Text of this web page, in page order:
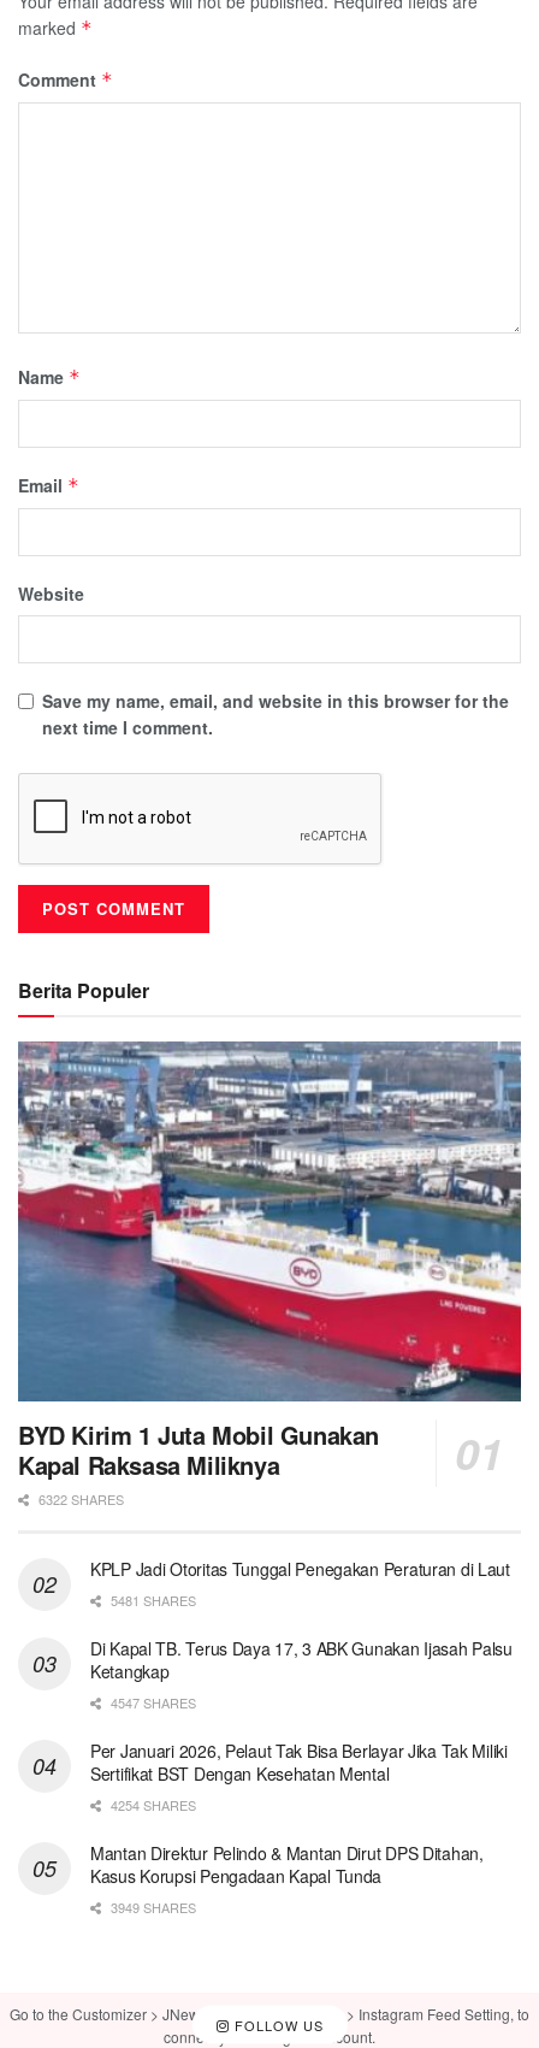
marked *
Comment *
Name *
Email *
Website
Save my name, email, and website in this browser for the
next time I comment.
Berita Populer
BYD Kirim 1 Juta Mobil Gunakan
Kapal Raksasa Miliknya
6322 SHARES
KPLP Jadi Otoritas Tunggal Penegakan Peraturan di Laut
5481 SHARES
Di Kapal TB. Terus Daya 17, 3 ABK Gunakan Ijasah Palsu
Ketangkap
4547 SHARES
Per Januari 2026, Pelaut Tak Bisa Berlayar Jika Tak Miliki
Sertifikat BST Dengan Kesehatan Mental
4254 SHARES
Mantan Direktur Pelindo & Mantan Dirut DPS Ditahan,
Kasus Korupsi Pengadaan Kapal Tunda
3949 SHARES
FOLLOW US
Go to the Customizer > JNews : Social, Like & View > Instagram Feed Setting, to
connect your Instagram account.